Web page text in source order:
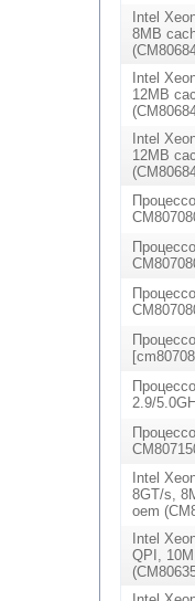
Intel
8MB
Intel
12MB
Intel
12MB
2.9/
Intel
8GT/s,
oem
Intel
QPI,